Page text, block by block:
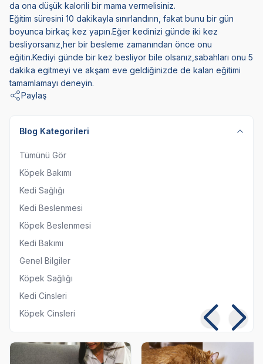
da ona düşük kalorili bir mama vermelisiniz.
Eğitim süresini 10 dakikayla sınırlandırın, fakat bunu bir gün
boyunca birkaç kez yapın.Eğer kedinizi günde iki kez
besliyorsanız,her bir besleme zamanından önce onu
eğitin.Kediyi günde bir kez besliyor bile olsanız,sabahları onu 5
dakika egitmeyi ve akşam eve geldiğinizde de kalan eğitimi
tamamlamayı deneyin.
Paylaş
Blog Kategorileri
Tümünü Gör
Köpek Bakımı
Kedi Sağlığı
Kedi Beslenmesi
Köpek Beslenmesi
Kedi Bakımı
Genel Bilgiler
Köpek Sağlığı
Kedi Cinsleri
Köpek Cinsleri